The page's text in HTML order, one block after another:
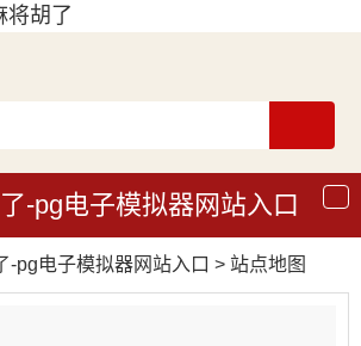
将胡了
导
航
-pg电子模拟器网站入口
-pg电子模拟器网站入口 > 站点地图